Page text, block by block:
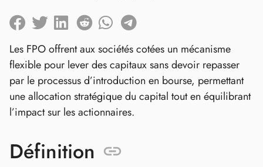
Les FPO offrent aux sociétés cotées un mécanisme
flexible pour lever des capitaux sans devoir repasser
par le processus d’introduction en bourse, permettant
une allocation stratégique du capital tout en équilibrant
l’impact sur les actionnaires.
Définition